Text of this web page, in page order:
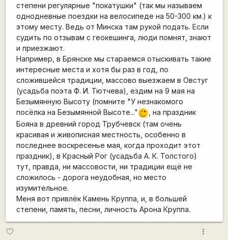
степени регулярные "покатушки" (так мы называем
однодневные поездки на велосипеде на 50-300 км.) к
этому месту. Ведь от Минска там рукой подать. Если
судить по отзывам с геокешинга, люди помнят, знают
и приезжают.
Например, в Брянске мы стараемся отыскивать такие
интересные места и хотя бы раз в год, по
сложившейся традиции, массово выезжаем в Овстуг
(усадьба поэта Ф. И. Тютчева), ездим на 9 мая на
Безымянную Высоту (помните "У незнакомого
посёлка на Безымянной Высоте..." ;)
, на праздник
Бояна в древний город Трубчевск (там очень
красивая и живописная местность, особенно в
последнее воскресенье мая, когда проходит этот
праздник), в Красный Рог (усадьба А. К. Толстого)
тут, правда, ни массовости, ни традиции ещё не
сложилось - дорога неудобная, но место
изумительное.
Меня вот привлёк Камень Круппа, и, в большей
степени, память, песни, личность Арона Круппа.
favorite_border more_vert